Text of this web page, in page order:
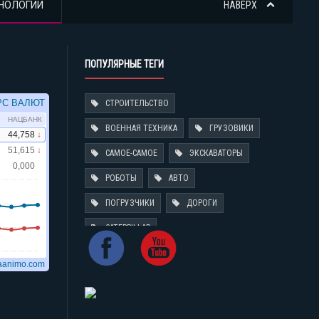
НАВЕРХ
ПОПУЛЯРНЫЕ ТЕГИ
СТРОИТЕЛЬСТВО
ВОЕННАЯ ТЕХНИКА ГРУЗОВИКИ
САМОЕ-САМОЕ ЭКСКАВАТОРЫ
РОБОТЫ АВТО
ПОГРУЗЧИКИ ДОРОГИ
CATERPILLAR